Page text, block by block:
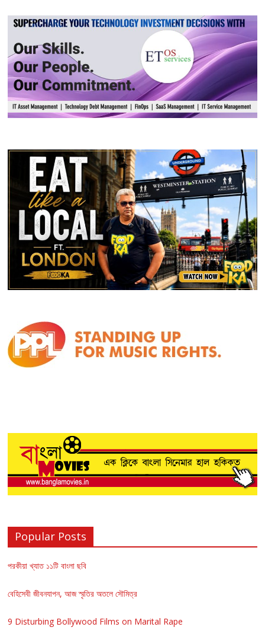
Popular Posts
পরকীয়া খ্যাত ১১টি বাংলা ছবি
বেহিসেবী জীবনযাপন, আজ স্মৃতির অতলে সৌমিত্র
9 Disturbing Bollywood Films on Marital Rape